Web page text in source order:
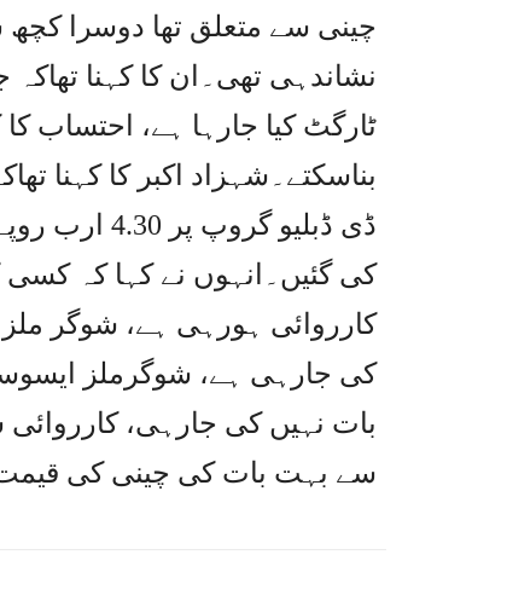
چینی سے متعلق تھا دوسرا
نشاندہی تھی۔ان کا کہنا
ٹارگٹ کیا جارہا ہے، احتساب
بناسکتے۔شہزاد اکبر کا کہنا
کی گئیں۔انہوں نے کہا کہ کسی
کارروائی ہورہی ہے، شوگر
کی جارہی ہے، شوگرملز
بات نہیں کی جارہی،
سے بہت بات کی چینی کی قیمت